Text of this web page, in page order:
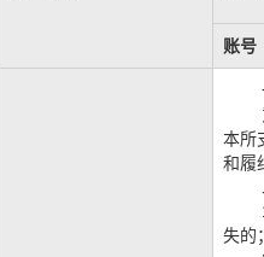
账号
本所
和履
失的